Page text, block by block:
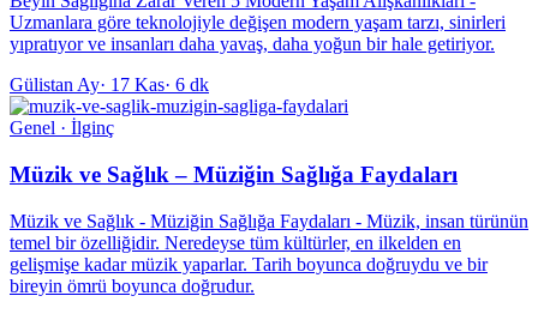
Uzmanlara göre teknolojiyle değişen modern yaşam tarzı, sinirleri
yıpratıyor ve insanları daha yavaş, daha yoğun bir hale getiriyor.
Gülistan Ay· 17 Kas· 6 dk
Genel · İlginç
Müzik ve Sağlık – Müziğin Sağlığa Faydaları
Müzik ve Sağlık - Müziğin Sağlığa Faydaları - Müzik, insan türünün
temel bir özelliğidir. Neredeyse tüm kültürler, en ilkelden en
gelişmişe kadar müzik yaparlar. Tarih boyunca doğruydu ve bir
bireyin ömrü boyunca doğrudur.